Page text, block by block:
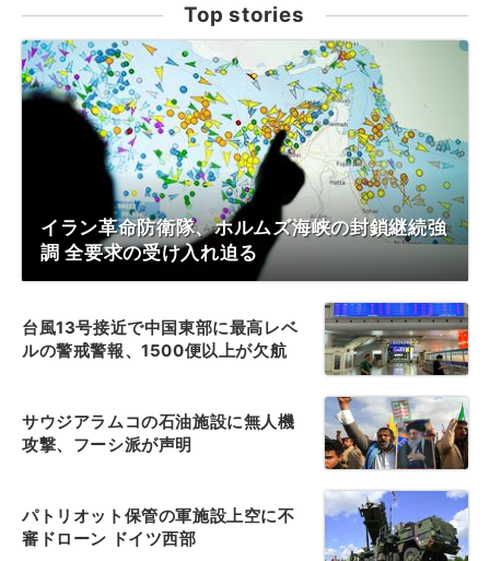
Top stories
イラン革命防衛隊、ホルムズ海峡の封鎖継続強
調 全要求の受け入れ迫る
台風13号接近で中国東部に最高レベ
ルの警戒警報、1500便以上が欠航
サウジアラムコの石油施設に無人機
攻撃、フーシ派が声明
パトリオット保管の軍施設上空に不
審ドローン ドイツ西部